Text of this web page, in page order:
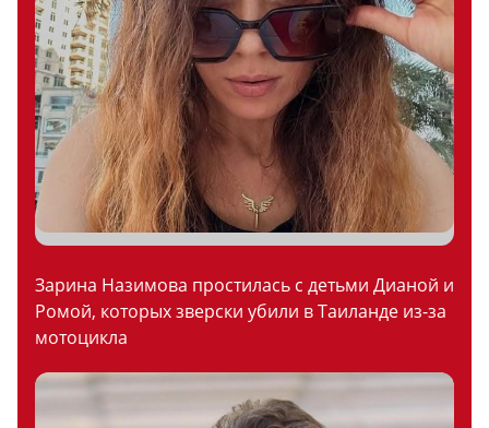
Зарина Назимова простилась с детьми Дианой и
Ромой, которых зверски убили в Таиланде из-за
мотоцикла